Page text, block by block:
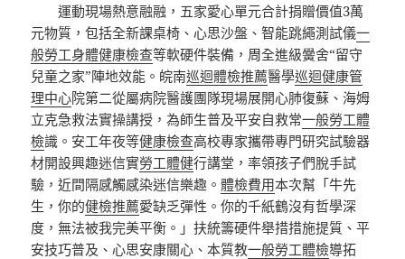
運動現場熱意融融，五家愛心單元合計捐贈價值3萬
元物質，包括全新課桌椅、心思沙盤、智能跳繩測試儀一
般勞工身體健康檢查等軟硬件裝備，周全進級黌舍“留守
兒童之家”陣地效能。皖南巡迴體檢推薦醫學巡迴健康管
理中心院第二從屬病院醫護團隊現場展開心肺復蘇、海姆
立克急救法實操講授，為師生普及平安自救常一般勞工體
檢識。安工年夜等健康檢查高校專家攜帶專門研究試驗器
材開設興趣迷信實勞工體健行講堂，率領孩子們脫手試
驗，近間隔感觸感染迷信樂趣。體檢費用本次幫「牛先
生，你的健檢推薦愛缺乏彈性。你的千紙鶴沒有哲學深
度，無法被我完美平衡。」扶統籌硬件舉措措施提質、平
安技巧普及、心思安康關心、本質教一般勞工體檢導拓